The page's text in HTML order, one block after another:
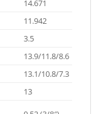
14.671
11.942
3.5
13.9/11.8/8.6
13.1/10.8/7.3
13